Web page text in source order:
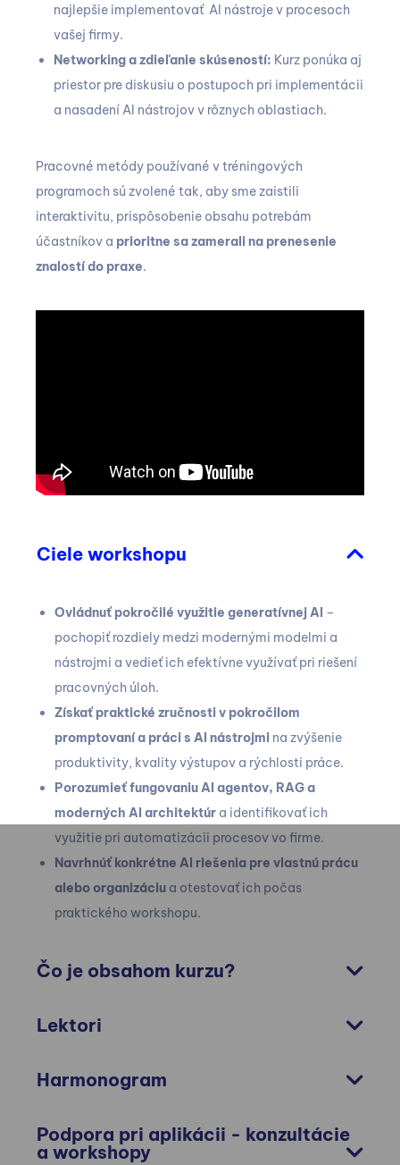
najlepšie implementovať AI nástroje v procesoch
vašej firmy.
Networking a zdieľanie skúseností: Kurz ponúka aj
priestor pre diskusiu o postupoch pri implementácii
a nasadení AI nástrojov v rôznych oblastiach.
Pracovné metódy používané v tréningových
programoch sú zvolené tak, aby sme zaistili
interaktivitu, prispôsobenie obsahu potrebám
účastníkov a prioritne sa zamerali na prenesenie
znalostí do praxe.
Ciele workshopu
Ovládnuť pokročilé využitie generatívnej AI –
pochopiť rozdiely medzi modernými modelmi a
nástrojmi a vedieť ich efektívne využívať pri riešení
pracovných úloh.
Získať praktické zručnosti v pokročilom
promptovaní a práci s AI nástrojmi na zvýšenie
produktivity, kvality výstupov a rýchlosti práce.
Porozumieť fungovaniu AI agentov, RAG a
moderných AI architektúr a identifikovať ich
využitie pri automatizácii procesov vo firme.
Navrhnúť konkrétne AI riešenia pre vlastnú prácu
alebo organizáciu a otestovať ich počas
praktického workshopu.
Čo je obsahom kurzu?
Lektori
Harmonogram
Podpora pri aplikácii - konzultácie
a workshopy